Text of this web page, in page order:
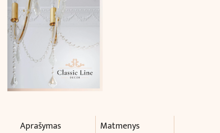
Aprašymas Matmenys